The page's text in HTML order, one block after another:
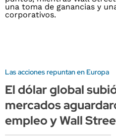
Las acciones repuntan en Europa
El dólar global
mercados
empleo y Wall